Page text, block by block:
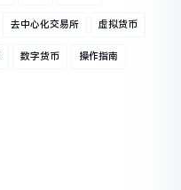
去中心化交易所 虚拟货币
数字货币 操作指南